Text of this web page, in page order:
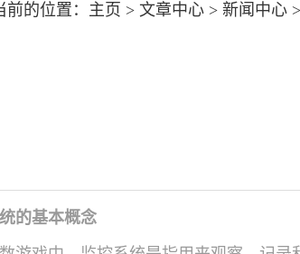
前的位置： 主页 > 文章中心 > 新闻中心 >
的基本概念